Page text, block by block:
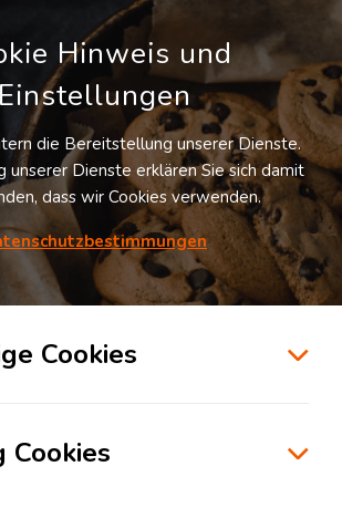
in Homburg
Listenansicht
Sie diesen Suchauftrag speichern und
über neue Standorte informiert
Hinweis und
Einstellungen
die Bereitstellung unserer Dienste.
unserer Dienste erklären Sie sich damit
dass wir Cookies verwenden.
Cookies
Cookies